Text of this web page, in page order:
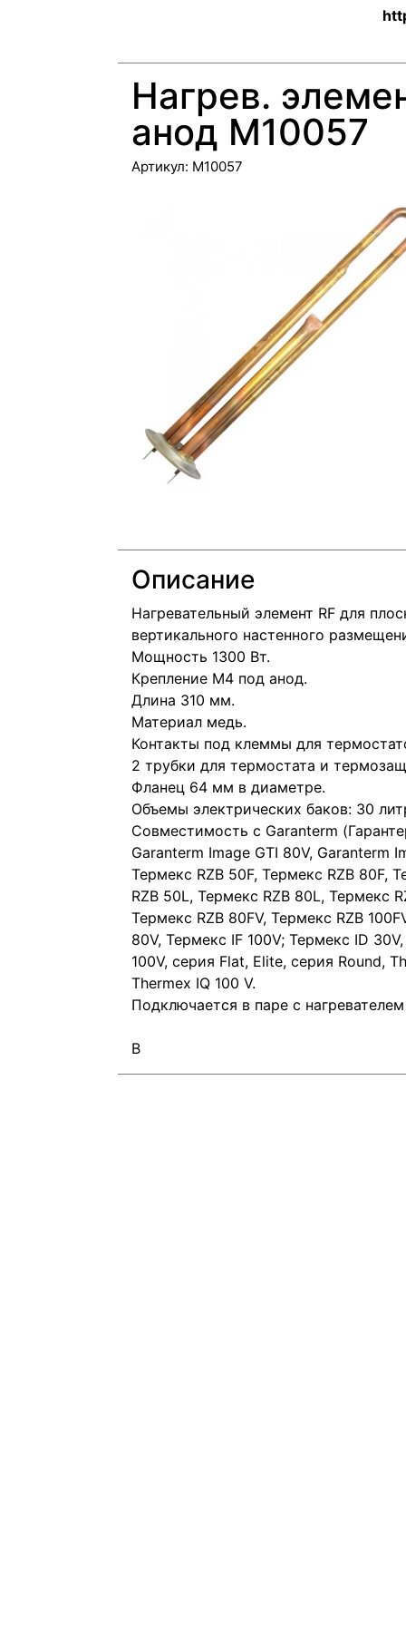
Нагрев.
анод М10057
Артикул: М10057
Описание
Нагревательный элемент RF для
вертикального настенного
Мощность 1300 Вт.
Крепление M4 под анод.
Длина 310 мм.
Материал медь.
Контакты под клеммы для
2 трубки для термостата и
Фланец 64 мм в диаметре.
Объемы электрических баков: 30
Совместимость с Garanterm
Garanterm Image GTI 80V, Garanterm
Термекс RZB 50F, Термекс RZB 80F,
RZB 50L, Термекс RZB 80L, Термекс
Термекс RZB 80FV, Термекс RZB
80V, Термекс IF 100V; Термекс ID
100V, серия Flat, Elite, серия Round,
Thermex IQ 100 V.
Подключается в паре с
В